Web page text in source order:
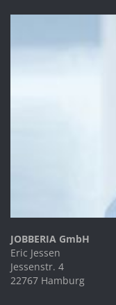
JOBBERIA GmbH
Eric Jessen
Jessenstr. 4
22767 Hamburg